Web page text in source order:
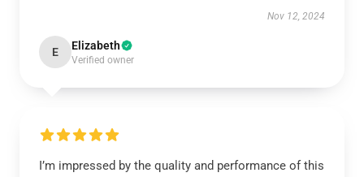
Nov 12, 2024
E Elizabeth
Verified owner
I’m impressed by the quality and performance of this